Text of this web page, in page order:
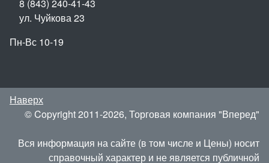
8 (843) 240-41-43
ул. Чуйкова 23
Пн-Вс 10-19
Наверх
© Copyright 2011-2026, Торговая компания "Вперед"
Вся информация на сайте (в том числе и Цены) носит
справочный характер и не является публичной